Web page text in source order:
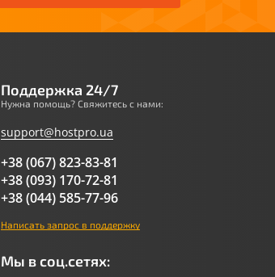
Поддержка 24/7
Нужна помощь? Свяжитесь с нами:
support@hostpro.ua
+38 (067) 823-83-81
+38 (093) 170-72-81
+38 (044) 585-77-96
Написать запрос в поддержку
Мы в соц.сетях: